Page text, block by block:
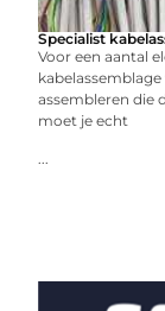
Specialist
Voor een aantal
assembleren die
moet je echt
...